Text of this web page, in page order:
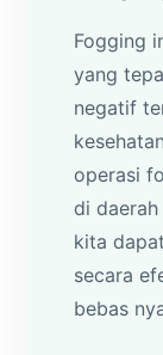
Fogging
yang
negatif
operasi
di
kita
secara
bebas